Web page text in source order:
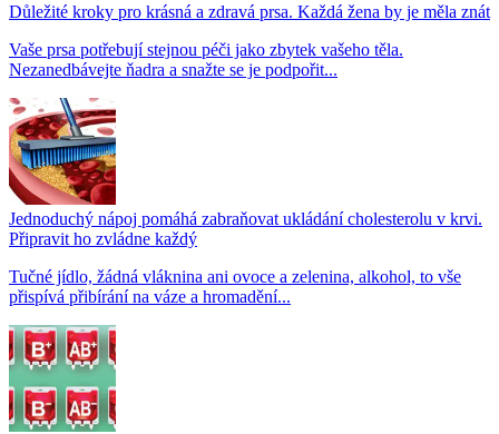
Důležité kroky pro krásná a zdravá prsa. Každá žena by je měla znát
Vaše prsa potřebují stejnou péči jako zbytek vašeho těla.
Nezanedbávejte ňadra a snažte se je podpořit...
Jednoduchý nápoj pomáhá zabraňovat ukládání cholesterolu v krvi.
Připravit ho zvládne každý
Tučné jídlo, žádná vláknina ani ovoce a zelenina, alkohol, to vše
přispívá přibírání na váze a hromadění...